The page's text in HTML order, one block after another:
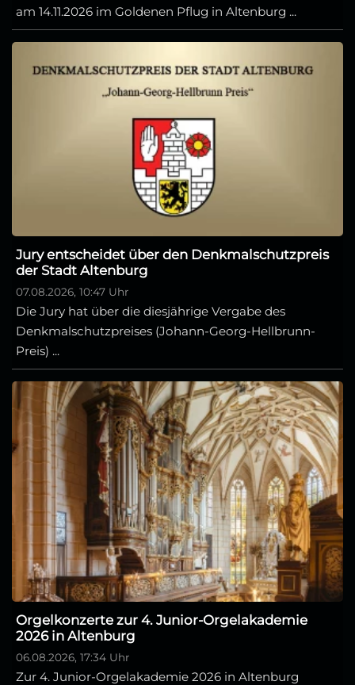
am 14.11.2026 im Goldenen Pflug in Altenburg ...
Jury entscheidet über den Denkmalschutzpreis
der Stadt Altenburg
07.08.2026, 10:47 Uhr
Die Jury hat über die diesjährige Vergabe des
Denkmalschutzpreises (Johann-Georg-Hellbrunn-
Preis) ...
Orgelkonzerte zur 4. Junior-Orgelakademie
2026 in Altenburg
06.08.2026, 17:34 Uhr
Zur 4. Junior-Orgelakademie 2026 in Altenburg